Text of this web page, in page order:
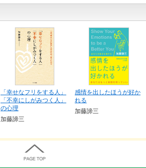
「幸せなフリをする人」
「不幸にしがみつく人」
の心理
加藤諦三
感情を出したほうが好か
れる
加藤諦三